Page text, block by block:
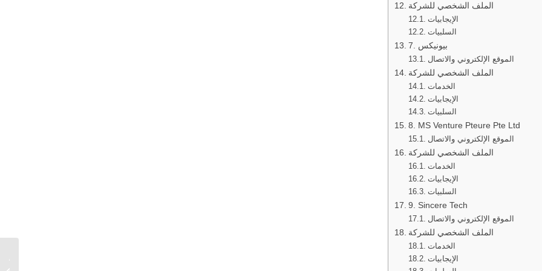
الملف الشخصي للشركة
الإيجابيات
السلبيات
7. بيونيكس
الموقع الإلكتروني والاتصال
الملف الشخصي للشركة
الخدمات
الإيجابيات
السلبيات
8. MS Venture Pteure Pte Ltd
الموقع الإلكتروني والاتصال
الملف الشخصي للشركة
الخدمات
الإيجابيات
السلبيات
9. Sincere Tech
الموقع الإلكتروني والاتصال
الملف الشخصي للشركة
الخدمات
الإيجابيات